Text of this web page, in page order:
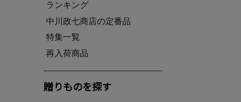
ランキング
中川政七商店の定番品
特集一覧
再入荷商品
贈りものを探す